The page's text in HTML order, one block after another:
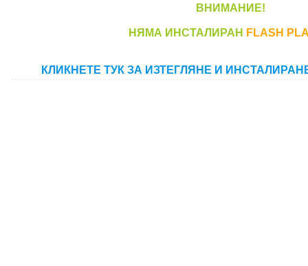
ВНИМАНИЕ!
НЯМА ИНСТАЛИРАН FLASH
КЛИКНЕТЕ ТУК ЗА ИЗТЕГЛЯНЕ И